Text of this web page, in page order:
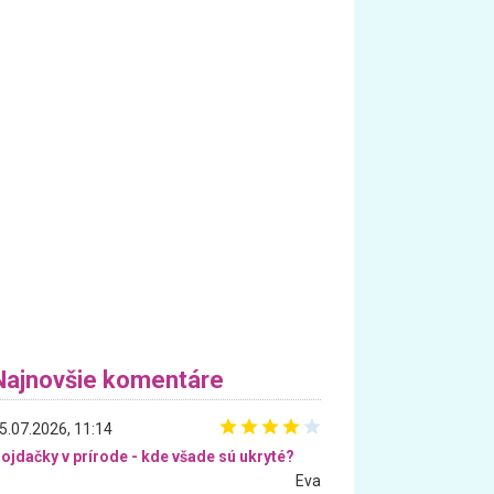
komentáre
11:14
v prírode - kde všade sú ukryté?
Eva